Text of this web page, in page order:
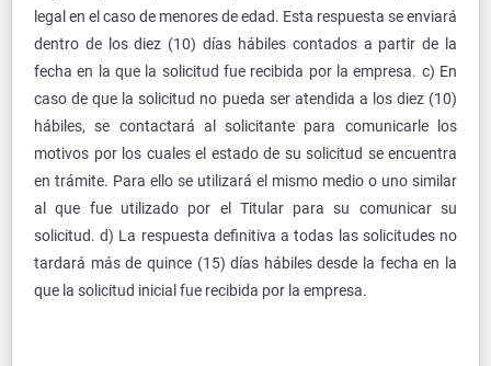
legal en el caso de menores de edad. Esta respuesta se enviará
dentro de los diez (10) días hábiles contados a partir de la
fecha en la que la solicitud fue recibida por la empresa. c) En
caso de que la solicitud no pueda ser atendida a los diez (10)
hábiles, se contactará al solicitante para comunicarle los
motivos por los cuales el estado de su solicitud se encuentra
en trámite. Para ello se utilizará el mismo medio o uno similar
al que fue utilizado por el Titular para su comunicar su
solicitud. d) La respuesta definitiva a todas las solicitudes no
tardará más de quince (15) días hábiles desde la fecha en la
que la solicitud inicial fue recibida por la empresa.